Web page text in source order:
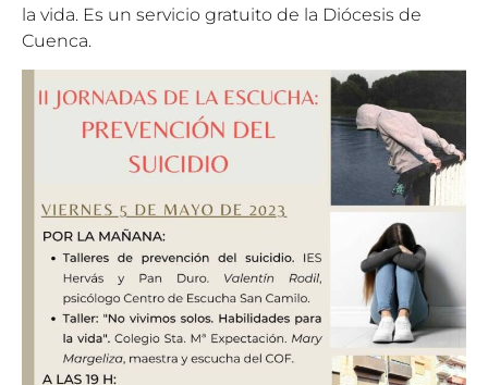
la vida. Es un servicio gratuito de la Diócesis de
Cuenca.